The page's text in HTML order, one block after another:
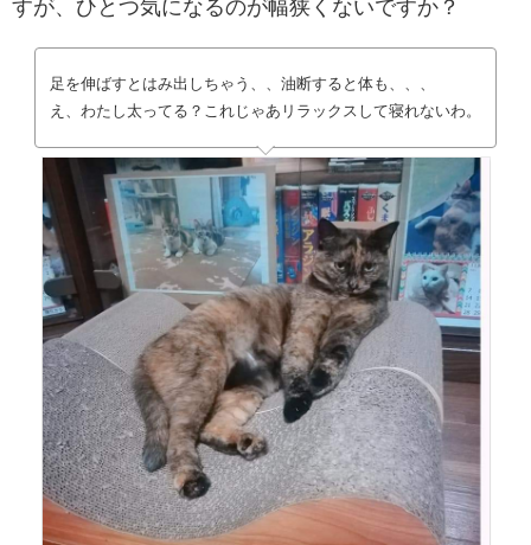
すが、ひとつ気になるのが幅狭くないですか？
足を伸ばすとはみ出しちゃう、、油断すると体も、、、
え、わたし太ってる？これじゃあリラックスして寝れないわ。